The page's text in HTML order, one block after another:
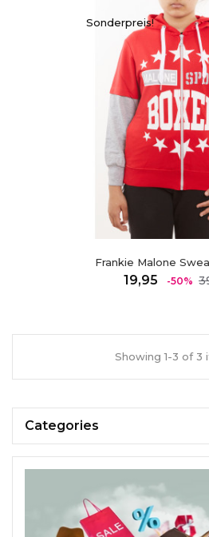
Sonderpreis!
Frankie Malone
19,95 -50%
Showing 1-3 of 3
Categories